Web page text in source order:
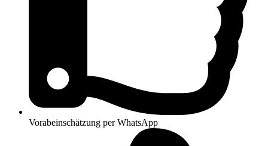
Vorabeinschätzung per WhatsApp